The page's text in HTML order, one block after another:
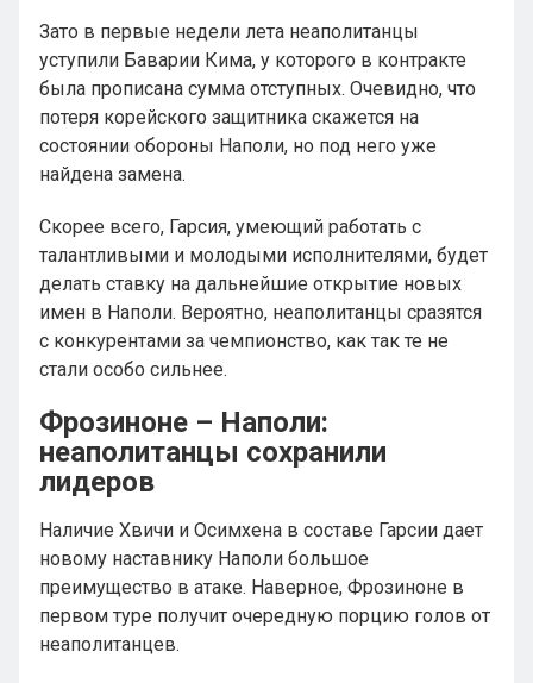
Зато в первые недели лета неаполитанцы
уступили Баварии Кима, у которого в контракте
была прописана сумма отступных. Очевидно, что
потеря корейского защитника скажется на
состоянии обороны Наполи, но под него уже
найдена замена.
Скорее всего, Гарсия, умеющий работать с
талантливыми и молодыми исполнителями, будет
делать ставку на дальнейшие открытие новых
имен в Наполи. Вероятно, неаполитанцы сразятся
с конкурентами за чемпионство, как так те не
стали особо сильнее.
Фрозиноне – Наполи:
неаполитанцы сохранили
лидеров
Наличие Хвичи и Осимхена в составе Гарсии дает
новому наставнику Наполи большое
преимущество в атаке. Наверное, Фрозиноне в
первом туре получит очередную порцию голов от
неаполитанцев.